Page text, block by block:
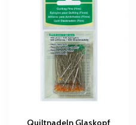
Quiltnadeln Glaskopf